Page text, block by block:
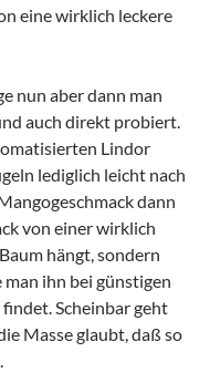
eine wirklich leckere
nun aber dann man
auch direkt probiert.
Lindor
lediglich leicht nach
dann
von einer wirklich
hängt, sondern
man ihn bei günstigen
Scheinbar geht
Masse glaubt, daß so